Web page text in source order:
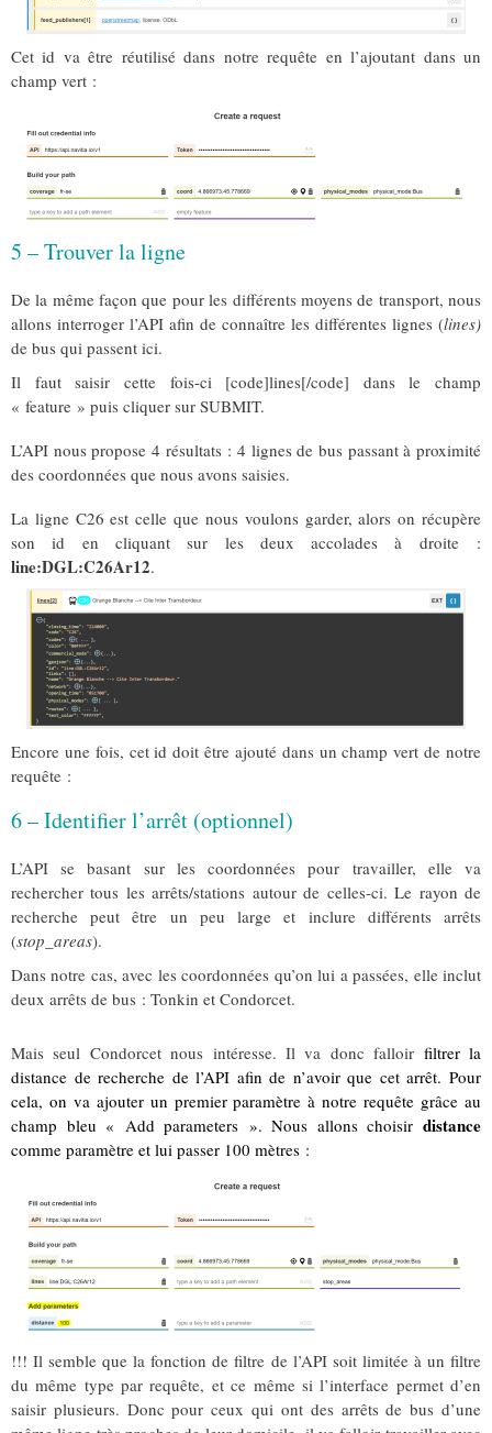
Cet id va être réutilisé dans notre requête en l’ajoutant dans un
champ vert :
5 – Trouver la ligne
De la même façon que pour les différents moyens de transport, nous
allons interroger l’API afin de connaître les différentes lignes (lines)
de bus qui passent ici.
Il faut saisir cette fois-ci [code]lines[/code] dans le champ
« feature » puis cliquer sur SUBMIT.
L’API nous propose 4 résultats : 4 lignes de bus passant à proximité
des coordonnées que nous avons saisies.
La ligne C26 est celle que nous voulons garder, alors on récupère
son id en cliquant sur les deux accolades à droite :
line:DGL:C26Ar12.
Encore une fois, cet id doit être ajouté dans un champ vert de notre
requête :
6 – Identifier l’arrêt (optionnel)
L’API se basant sur les coordonnées pour travailler, elle va
rechercher tous les arrêts/stations autour de celles-ci. Le rayon de
recherche peut être un peu large et inclure différents arrêts
(stop_areas).
Dans notre cas, avec les coordonnées qu’on lui a passées, elle inclut
deux arrêts de bus : Tonkin et Condorcet.
Mais seul Condorcet nous intéresse. Il va donc falloir filtrer la
distance de recherche de l’API afin de n’avoir que cet arrêt. Pour
cela, on va ajouter un premier paramètre à notre requête grâce au
champ bleu « Add parameters ». Nous allons choisirdistance
comme paramètre et lui passer 100 mètres :
!!! Il semble que la fonction de filtre de l’API soit limitée à un filtre
du même type par requête, et ce même si l’interface permet d’en
saisir plusieurs. Donc pour ceux qui ont des arrêts de bus d’une